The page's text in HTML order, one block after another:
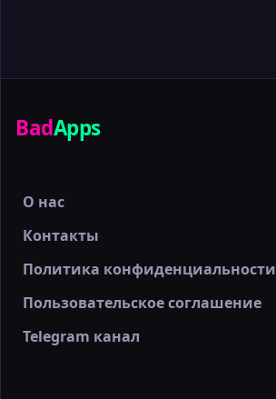
BadApps
О нас
Контакты
Политика конфиденциальности
Пользовательское соглашение
Telegram канал